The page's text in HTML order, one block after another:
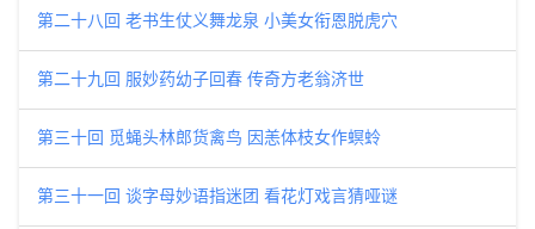
第二十八回 老书生仗义舞龙泉 小美女衔恩脱虎穴
第二十九回 服妙药幼子回春 传奇方老翁济世
第三十回 觅蝇头林郎货禽鸟 因恙体枝女作螟蛉
第三十一回 谈字母妙语指迷团 看花灯戏言猜哑谜